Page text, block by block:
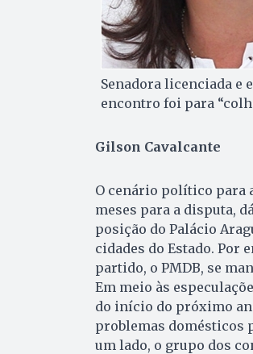
Senadora licenciada e
encontro foi para
Gilson Cavalcante
O cenário político para
meses para a disputa,
posição do Palácio
cidades do Estado. Por
partido, o PMDB, se
Em meio às
do início do próximo
problemas domésticos
um lado, o grupo dos